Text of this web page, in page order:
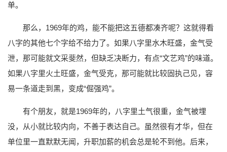
单。
那么，1969年的鸡，能不能把这五德都凑齐呢？这就得看
八字的其他七个字给不给力了。如果八字里水木旺盛，金气受
泄，那可能就文采斐然，但缺乏决断力，有点“文艺鸡”的味道。
如果八字里火土旺盛，金气受克，那可能就比较固执己见，容
易一条道走到黑，变成“倔强鸡”。
有个朋友，就是1969年的，八字里土气很重，金气被埋
没，从小就比较内向，不善于表达自己。虽然很有才华，但在
单位里一直默默无闻，升职加薪的机会总是轮不到他。后来，